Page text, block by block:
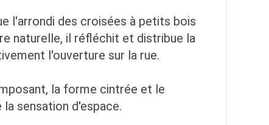
l'arrondi des croisées à petits bois
naturelle, il réfléchit et distribue la
l'ouverture sur la rue.
la forme cintrée et le
sensation d'espace.